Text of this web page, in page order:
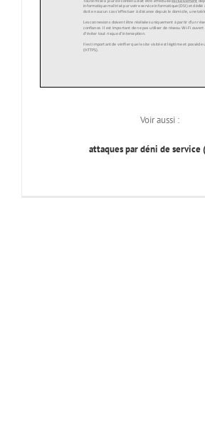
Voir aussi :
attaques par déni de service